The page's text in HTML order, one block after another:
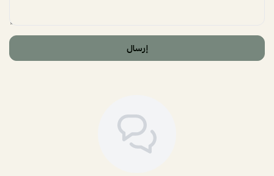
إرسال